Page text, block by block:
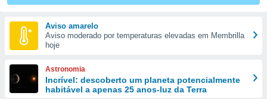
das
e
forma
digital
Aviso amarelo
Aviso moderado por temperaturas elevadas em Membrilla
hoje
Astronomia
Incrível: descoberto um planeta potencialmente
habitável a apenas 25 anos-luz da Terra